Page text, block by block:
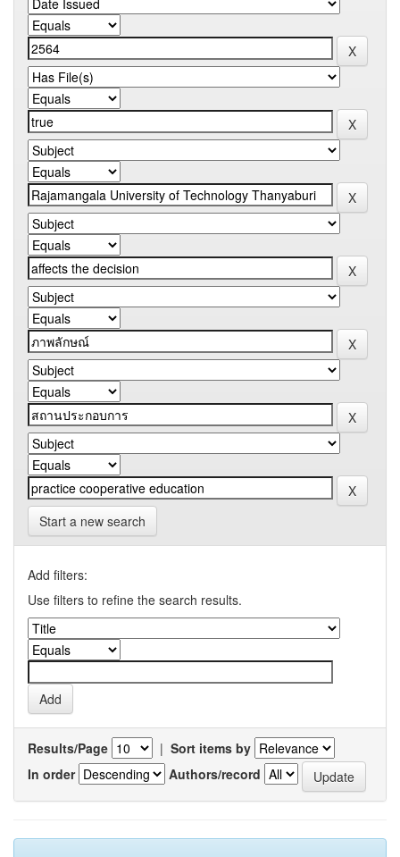
Start a new search
Add filters:
Use filters to refine the search results.
Results/Page | Sort items by
In order
Authors/record